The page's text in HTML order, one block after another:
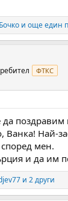
Бочко и още един
ФТКС
поздравим
Ванка! Най-
мен.
и да им
и 2 други